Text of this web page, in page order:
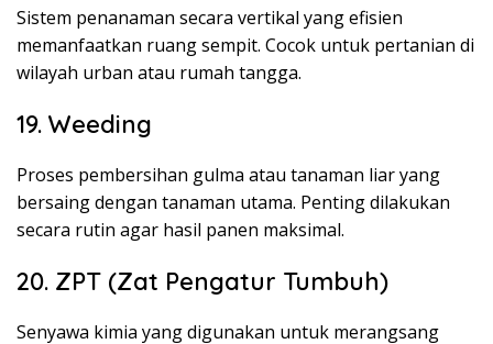
Sistem penanaman secara vertikal yang efisien
memanfaatkan ruang sempit. Cocok untuk pertanian di
wilayah urban atau rumah tangga.
19. Weeding
Proses pembersihan gulma atau tanaman liar yang
bersaing dengan tanaman utama. Penting dilakukan
secara rutin agar hasil panen maksimal.
20. ZPT (Zat Pengatur Tumbuh)
Senyawa kimia yang digunakan untuk merangsang